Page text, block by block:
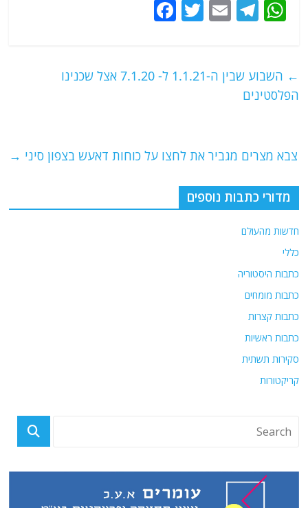
W
s
A
T
g
E
l
T
er
e
k
←
השבוע שבין ה-1.1.21 ל- 7.1.20 אצל שכנינו
הפלסטינים
צבא מצרים מגביר את לחצו על כוחות דאעש בצפון סיני →
מדורי כתבות נוספים
חדשות מהעולם
כללי
כתבות היסטוריה
כתבות מומחים
כתבות קצרות
כתבות ראשיות
סקירות תשתית
קריקטורות